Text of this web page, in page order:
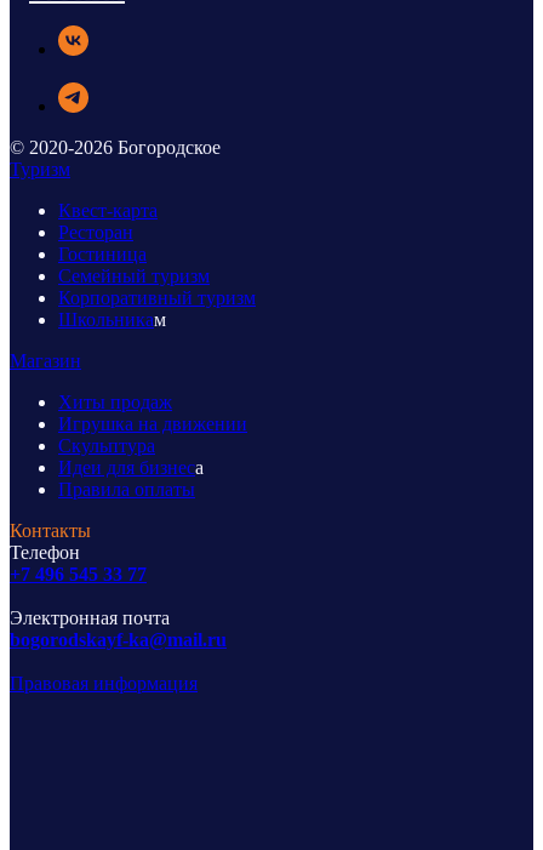
© 2020-2026 Богородское
Туризм
Квест-карта
Ресторан
Гостиница
Семейный туризм
Корпоративный туризм
Школьникам
Магазин
Хиты продаж
Игрушка на движении
Скульптура
Идеи для бизнеса
Правила оплаты
Контакты
Телефон
+7 496 545 33 77
Электронная почта
bogorodskayf-ka@mail.ru
Правовая информация